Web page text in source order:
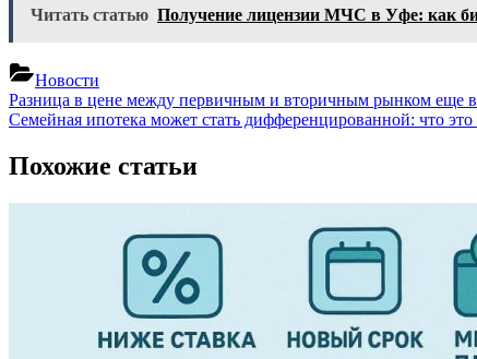
Читать статью Получение лицензии МЧС в Уфе: как
Новости
Навигация
по
записям
Previous
Post:
Разница в цене между первичным и вторичным рынком еще
Next
Семейная ипотека может стать дифференцированной: что это
Похожие статьи